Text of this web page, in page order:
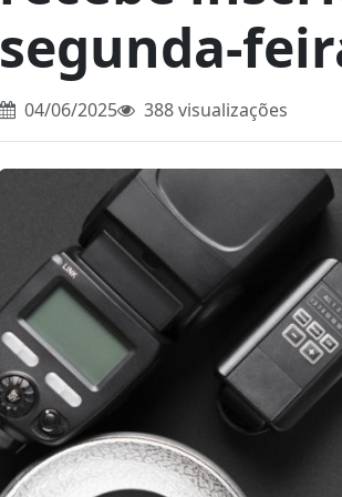
segunda-
04/06/2025 388 visualizações